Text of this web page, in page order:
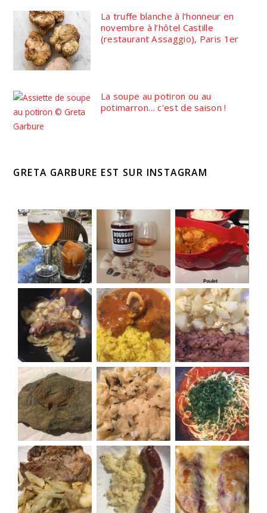
La truffe blanche à l’honneur en
novembre à l’hôtel Castille
(restaurant Assaggio), Paris 1er
La soupe au potiron ou au
potimarron… c’est de saison !
GRETA GARBURE EST SUR INSTAGRAM